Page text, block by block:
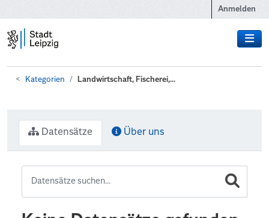
Anmelden
Kategorien Landwirtschaft, Fischerei,...
Datensätze Über uns